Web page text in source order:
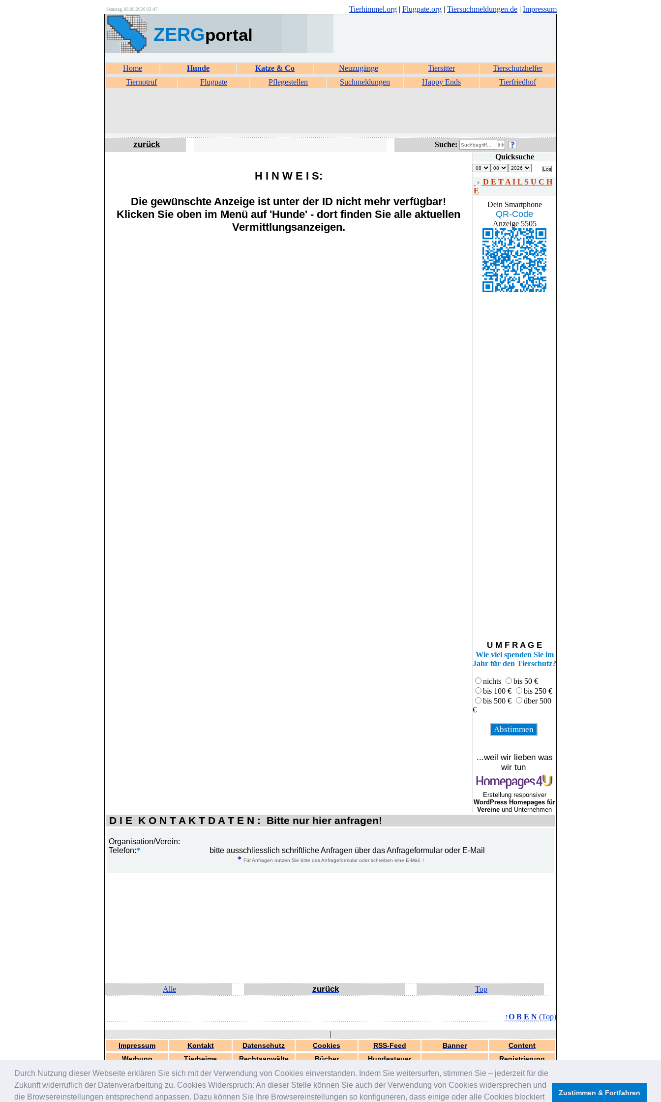
Durch Nutzung dieser Webseite erklären Sie sich mit der Verwendung von Cookies einverstanden. Indem Sie weitersurfen, stimmen Sie – jederzeit für die
Zukunft widerruflich der Datenverarbeitung zu. Cookies Widerspruch: An dieser Stelle können Sie auch der Verwendung von Cookies widersprechen und
die Browsereinstellungen entsprechend anpassen. Dazu können Sie Ihre Browsereinstellungen so konfigurieren, dass einige oder alle Cookies blockiert
Zustimmen & Fortfahren
Samstag, 08.08.2026 03:47 Tierhimmel.org | Flugpate.org | Tiersuchmeldungen.de | Impressum
ZERGportal
Home Hunde Katze & Co Neuzugänge Tiersitter
Tierschutzhelfer
Tiernotruf
Flugpate Pflegestellen Suchmeldungen Happy Ends Tierfriedhof
zurück Suche:
H I N W E I S:
Die gewünschte Anzeige ist unter der ID nicht mehr verfügbar!
Klicken Sie oben im Menü auf 'Hunde' - dort finden Sie alle aktuellen
Vermittlungsanzeigen.
Quicksuche
D E T A I L S U C H
E
Dein Smartphone
QR-Code
Anzeige 5505
U M F R A G E
Wie viel spenden Sie im
Jahr für den Tierschutz?
nichts
bis 50 €
bis 100 €
bis 250 €
bis 500 €
über 500
€
...weil wir lieben was
wir tun
Erstellung responsiver
WordPress Homepages für
Vereine und Unternehmen
D I E K O N T A K T D A T E N : Bitte nur hier anfragen!
Organisation/Verein:
Telefon:*
bitte ausschliesslich schriftliche Anfragen über das Anfrageformular oder E-Mail
* Für Anfragen nutzen Sie bitte das Anfrageformular oder schreiben eine E-Mail. !
Alle zurück Top
↑O B E N (Top)
|
Impressum Kontakt Datenschutz Cookies RSS-Feed Banner
Content
Werbung
Tierheime Rechtsanwälte Bücher Hundesteuer Registrierung
generiert in 0.03 Sek.
© 2000-2026 by
ZERGportal